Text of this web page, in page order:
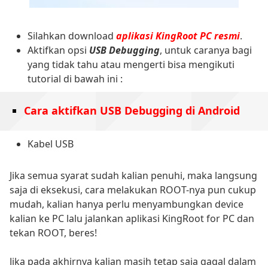
Silahkan download aplikasi KingRoot PC resmi.
Aktifkan opsi USB Debugging, untuk caranya bagi
yang tidak tahu atau mengerti bisa mengikuti
tutorial di bawah ini :
Cara aktifkan USB Debugging di Android
Kabel USB
Jika semua syarat sudah kalian penuhi, maka langsung
saja di eksekusi, cara melakukan ROOT-nya pun cukup
mudah, kalian hanya perlu menyambungkan device
kalian ke PC lalu jalankan aplikasi KingRoot for PC dan
tekan ROOT, beres!
Jika pada akhirnya kalian masih tetap saja gagal dalam